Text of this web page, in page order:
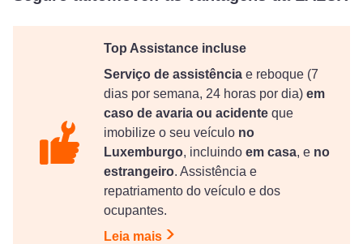
Top Assistance incluse
Serviço de assistência e reboque (7
dias por semana, 24 horas por dia) em
caso de avaria ou acidente que
imobilize o seu veículo no
Luxemburgo, incluindo em casa, e no
estrangeiro. Assistência e
repatriamento do veículo e dos
ocupantes.
Leia mais